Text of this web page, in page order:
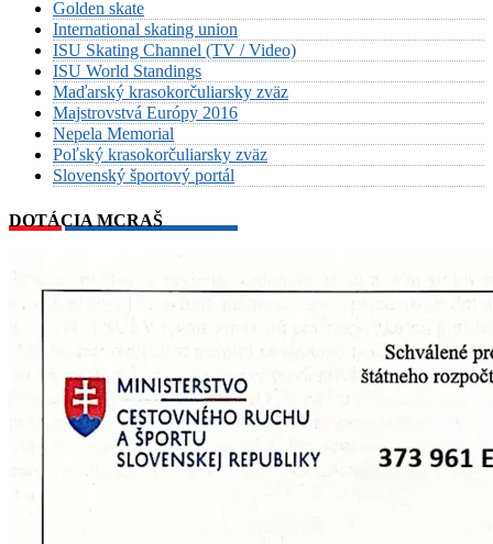
Golden skate
International skating union
ISU Skating Channel (TV / Video)
ISU World Standings
Maďarský krasokorčuliarsky zväz
Majstrovstvá Európy 2016
Nepela Memorial
Poľský krasokorčuliarsky zväz
Slovenský športový portál
DOTÁCIA MCRAŠ